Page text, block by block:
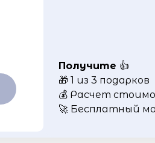
Получите 👍
🎁 1 из 3 подарков
💰 Расчет
🚀 Бесплатный